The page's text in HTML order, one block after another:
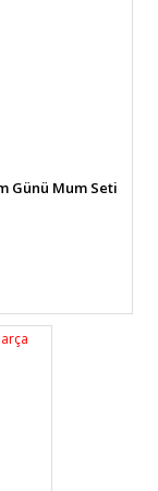
Günü Mum Seti